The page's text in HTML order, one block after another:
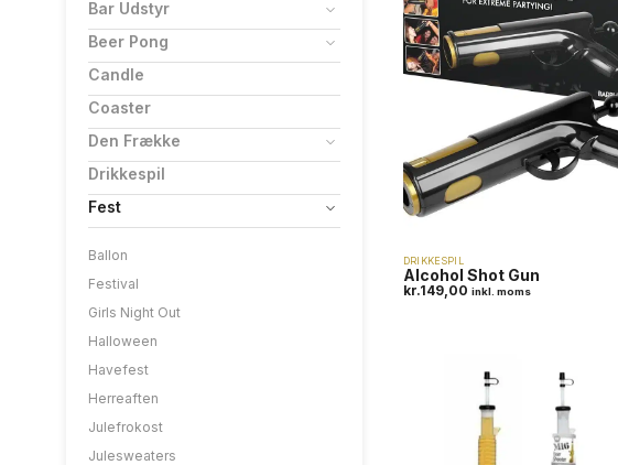
Bar Udstyr
Beer Pong
Candle
Coaster
Den Frække
Drikkespil
Fest
Ballon
Festival
Girls Night Out
Halloween
Havefest
Herreaften
Julefrokost
Julesweaters
DRIKKESPIL
Alcohol Shot Gun
kr.149,00 inkl. moms